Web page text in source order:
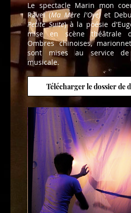
Le spectacle Marin mon
Ravel (Ma Mère l'Oye)et
Petite Suite) à la poésie
mise en scène théâtrale
Ombres chinoises,
sont mises au service
musicale.
Télécharger le dossier de